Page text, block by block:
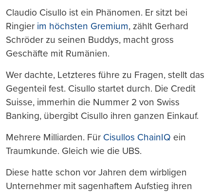
Claudio Cisullo ist ein Phänomen. Er sitzt bei
Ringier im höchsten Gremium, zählt Gerhard
Schröder zu seinen Buddys, macht gross
Geschäfte mit Rumänien.
Wer dachte, Letzteres führe zu Fragen, stellt das
Gegenteil fest. Cisullo startet durch. Die Credit
Suisse, immerhin die Nummer 2 von Swiss
Banking, übergibt Cisullo ihren ganzen Einkauf.
Mehrere Milliarden. Für Cisullos ChainIQ ein
Traumkunde. Gleich wie die UBS.
Diese hatte schon vor Jahren dem wirbligen
Unternehmer mit sagenhaftem Aufstieg ihren